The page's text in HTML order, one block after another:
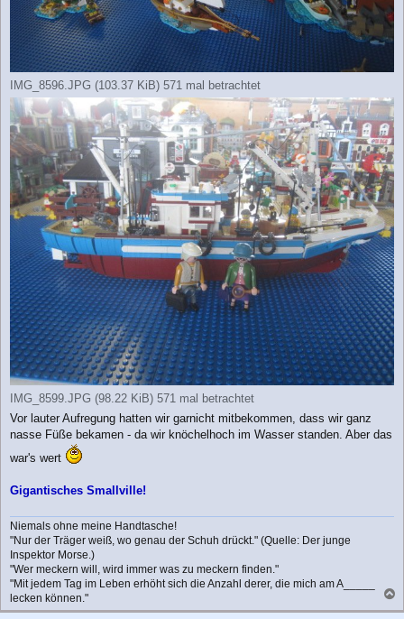
IMG_8596.JPG (103.37 KiB) 571 mal betrachtet
IMG_8599.JPG (98.22 KiB) 571 mal betrachtet
Vor lauter Aufregung hatten wir garnicht mitbekommen, dass wir ganz
nasse Füße bekamen - da wir knöchelhoch im Wasser standen. Aber das
war's wert
Gigantisches Smallville!
Niemals ohne meine Handtasche!
"Nur der Träger weiß, wo genau der Schuh drückt." (Quelle: Der junge
Inspektor Morse.)
"Wer meckern will, wird immer was zu meckern finden."
"Mit jedem Tag im Leben erhöht sich die Anzahl derer, die mich am A_____
lecken können."
a